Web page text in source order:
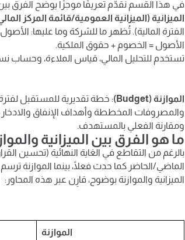
في هذا القسم نقدّم تعريفًا موجزًا يوضح الفرق بين
الميزانية (الميزانية العمومية/قائمة المركز
الفترة المالية). تُظهر ما للشركة وما عليها:
الأصول = الخصوم + حقوق الملكية.
تستخدم للتحليل المالي، قياس الملاءة، وحساب
الموازنة (Budget)
: خطة تقديرية للمستقبل
والمصروفات المخططة وأهداف الإنفاق والادخار
ومقارنة الفعلي بالمستهدف.
ما هو الفرق بين الميزانية
بالرغم من التقاطع في الغاية النهائية (تحسين
الماضي/الحاضر كما حدث فعلًا، بينما الموازنة
الميزانية والموازنة بوضوح، قارِن عبر هذه المحاور:
الموازنة